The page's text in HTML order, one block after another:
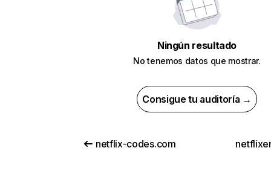
Ningún resultado
No tenemos datos que mostrar.
Consigue tu auditoría →
netflix-codes.com